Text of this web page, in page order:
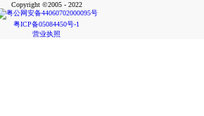
新兴领域先进基层党组织。
Copyright ©2005 - 2022
粤公网安备44060702000095号
粤ICP备05084450号-1
营业执照